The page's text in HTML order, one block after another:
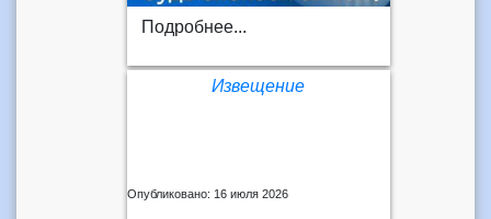
Подробнее...
Извещение
Опубликовано: 16 июля 2026